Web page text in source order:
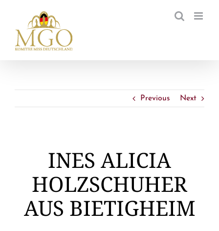
springen
Previous Next
INES ALICIA
HOLZSCHUHER
AUS BIETIGHEIM